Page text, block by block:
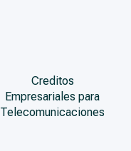
Creditos
Empresariales para
Telecomunicaciones